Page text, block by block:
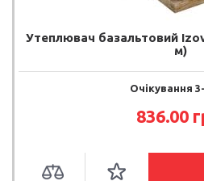
Утеплювач базальтовий
м)
Очікування
836.00